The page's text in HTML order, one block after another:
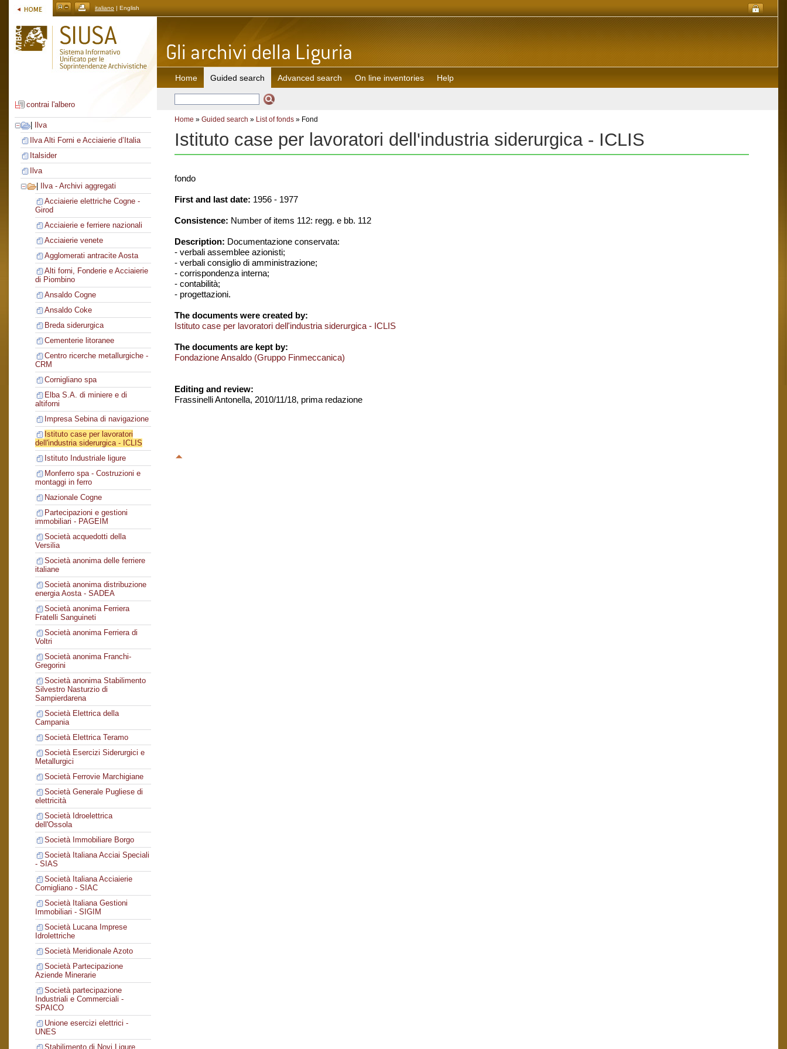
italiano | English
contrai l'albero
Ilva
Ilva Alti Forni e Acciaierie d’Italia
Italsider
Ilva
Ilva - Archivi aggregati
Acciaierie elettriche Cogne -
Girod
Acciaierie e ferriere nazionali
Acciaierie venete
Agglomerati antracite Aosta
Alti forni, Fonderie e Acciaierie
di Piombino
Ansaldo Cogne
Ansaldo Coke
Breda siderurgica
Cementerie litoranee
Centro ricerche metallurgiche -
CRM
Cornigliano spa
Elba S.A. di miniere e di
altiforni
Impresa Sebina di navigazione
Istituto case per lavoratori
dell'industria siderurgica - ICLIS
Istituto Industriale ligure
Monferro spa - Costruzioni e
montaggi in ferro
Nazionale Cogne
Partecipazioni e gestioni
immobiliari - PAGEIM
Società acquedotti della
Versilia
Società anonima delle ferriere
italiane
Società anonima distribuzione
energia Aosta - SADEA
Società anonima Ferriera
Fratelli Sanguineti
Società anonima Ferriera di
Voltri
Società anonima Franchi-
Gregorini
Società anonima Stabilimento
Silvestro Nasturzio di
Sampierdarena
Società Elettrica della
Campania
Società Elettrica Teramo
Società Esercizi Siderurgici e
Metallurgici
Società Ferrovie Marchigiane
Società Generale Pugliese di
elettricità
Società Idroelettrica
dell'Ossola
Società Immobiliare Borgo
Società Italiana Acciai Speciali
- SIAS
Società Italiana Acciaierie
Cornigliano - SIAC
Società Italiana Gestioni
Immobiliari - SIGIM
Società Lucana Imprese
Idrolettriche
Società Meridionale Azoto
Società Partecipazione
Aziende Minerarie
Società partecipazione
Industriali e Commerciali -
SPAICO
Unione esercizi elettrici -
UNES
Stabilimento di Novi Ligure
Home Guided search Advanced search On line inventories Help
Home » Guided search » List of fonds » Fond
Istituto case per lavoratori dell'industria siderurgica - ICLIS
fondo
First and last date: 1956 - 1977
Consistence: Number of items 112: regg. e bb. 112
Description: Documentazione conservata:
- verbali assemblee azionisti;
- verbali consiglio di amministrazione;
- corrispondenza interna;
- contabilità;
- progettazioni.
The documents were created by:
Istituto case per lavoratori dell'industria siderurgica - ICLIS
The documents are kept by:
Fondazione Ansaldo (Gruppo Finmeccanica)
Editing and review:
Frassinelli Antonella, 2010/11/18, prima redazione